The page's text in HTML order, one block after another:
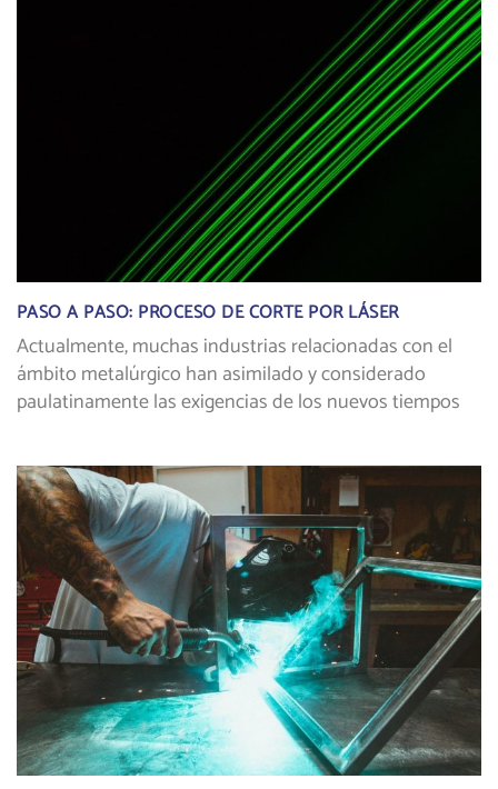
PASO A PASO: PROCESO DE CORTE POR LÁSER
Actualmente, muchas industrias relacionadas con el
ámbito metalúrgico han asimilado y considerado
paulatinamente las exigencias de los nuevos tiempos